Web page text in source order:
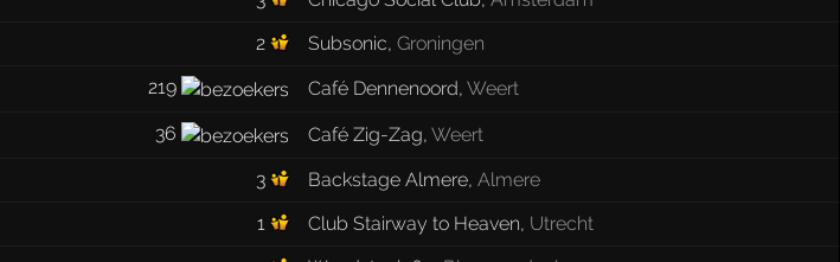
2 Subsonic, Groningen
219 Café Dennenoord, Weert
36 Café Zig-Zag, Weert
3 Backstage Almere, Almere
1 Club Stairway to Heaven, Utrecht